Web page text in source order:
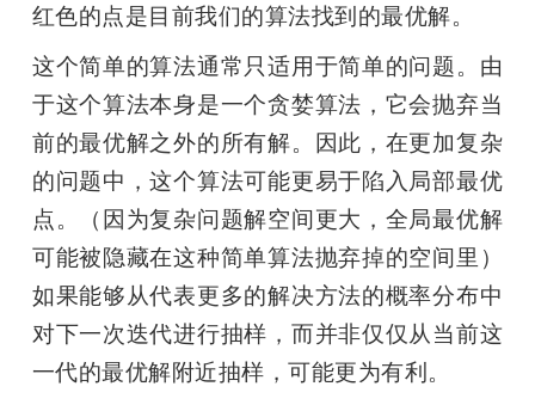
红色的点是目前我们的算法找到的最优解。
这个简单的算法通常只适用于简单的问题。由
于这个算法本身是一个贪婪算法，它会抛弃当
前的最优解之外的所有解。因此，在更加复杂
的问题中，这个算法可能更易于陷入局部最优
点。（因为复杂问题解空间更大，全局最优解
可能被隐藏在这种简单算法抛弃掉的空间里）
如果能够从代表更多的解决方法的概率分布中
对下一次迭代进行抽样，而并非仅仅从当前这
一代的最优解附近抽样，可能更为有利。